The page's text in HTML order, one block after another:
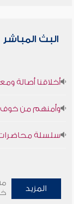
البث المباشر
أخلاقنا أصالة
وأمنهم من خوف
سلسلة محاضرات
المزيد